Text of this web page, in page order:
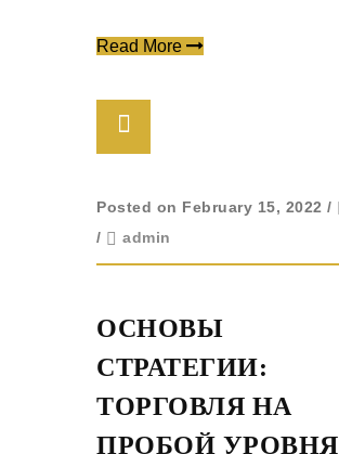
Read More
Posted on February 15, 2022 /
/
admin
ОСНОВЫ
СТРАТЕГИИ:
ТОРГОВЛЯ НА
ПРОБОЙ УРОВНЯ